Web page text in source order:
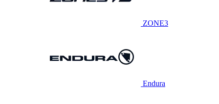
ZONE3
Endura